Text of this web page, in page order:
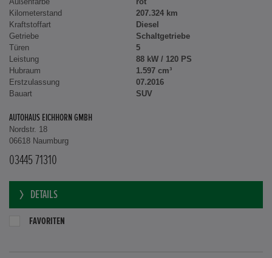
Kilometerstand
207.324 km
Kraftstoffart
Diesel
Getriebe
Schaltgetriebe
Türen
5
Leistung
88 kW / 120 PS
Hubraum
1.597 cm³
Erstzulassung
07.2016
Bauart
SUV
AUTOHAUS EICHHORN GMBH
Nordstr. 18
06618 Naumburg
03445 71310
DETAILS
FAVORITEN